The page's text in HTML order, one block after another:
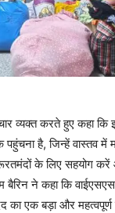
व्यक्त करते हुए कहा कि
है, जिन्हें वास्तव में
के लिए सहयोग
ने कहा कि वाईएसएस
का एक बड़ा और